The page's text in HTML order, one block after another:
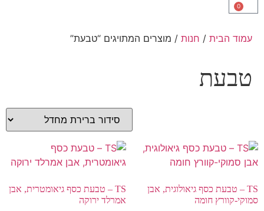
0
עמוד הבית / חנות / מוצרים המתויגים “טבעת”
טבעת
TS – טבעת כסף גיאולוגית, אבן
סמוקי-קוורץ חומה
TS – טבעת כסף גיאומטרית, אבן
אמרלד ירוקה